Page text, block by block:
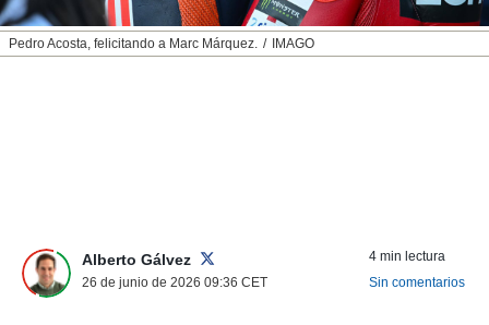
botón
a la
perfil
y
RECHAZAR
Pedro Acosta, felicitando a Marc Márquez. IMAGO
Alberto Gálvez
26 de junio de 2026 09:36 CET
4 min lectura
Sin comentarios